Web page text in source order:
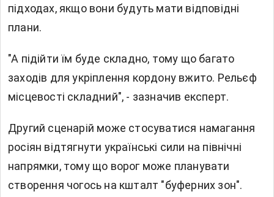
підходах, якщо вони будуть мати відповідні
плани.
"А підійти їм буде складно, тому що багато
заходів для укріплення кордону вжито. Рельєф
місцевості складний", - зазначив експерт.
Другий сценарій може стосуватися намагання
росіян відтягнути українські сили на північні
напрямки, тому що ворог може планувати
створення чогось на кшталт "буферних зон".